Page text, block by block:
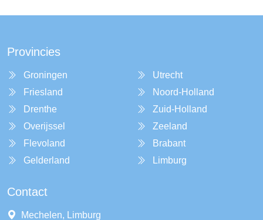
Provincies
Groningen
Friesland
Drenthe
Overijssel
Flevoland
Gelderland
Utrecht
Noord-Holland
Zuid-Holland
Zeeland
Brabant
Limburg
Contact
Mechelen, Limburg